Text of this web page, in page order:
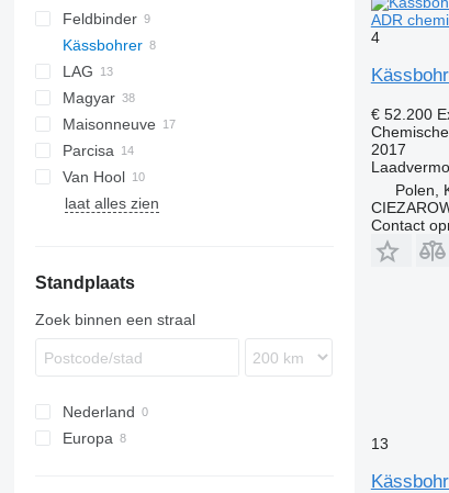
Feldbinder
TSA
Kässbohrer
STB
LAG
GSA
O-3
Magyar
S-series
SR
Maisonneuve
Parcisa
TS
Van Hool
ADR
laat alles zien
Standplaats
Zoek binnen een straal
Nederland
Europa
ADR
4
€ 52.200
2017
Polen,
Contact
13